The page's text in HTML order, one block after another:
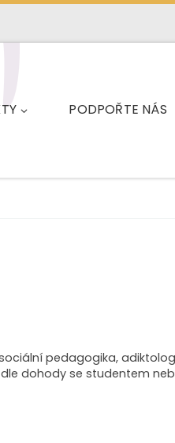
PODPOŘTE NÁS
pedagogika,
dohody se studentem